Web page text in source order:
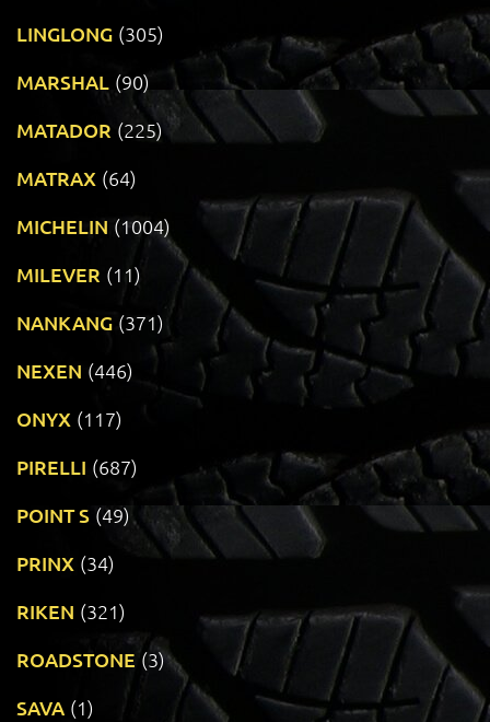
LINGLONG (305)
MARSHAL (90)
MATADOR (225)
MATRAX (64)
MICHELIN (1004)
MILEVER (11)
NANKANG (371)
NEXEN (446)
ONYX (117)
PIRELLI (687)
POINT S (49)
PRINX (34)
RIKEN (321)
ROADSTONE (3)
SAVA (1)